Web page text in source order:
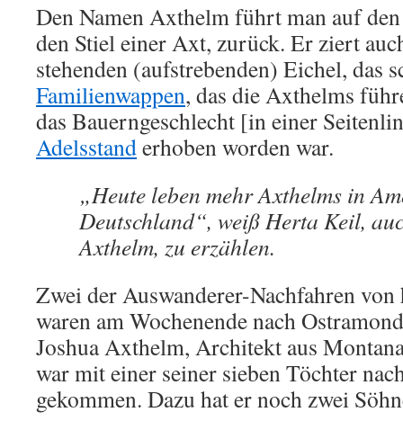
Den Namen Axthelm führt man auf
den Stiel einer Axt, zurück. Er ziert
stehenden (aufstrebenden) Eichel, das
Familienwappen, das die Axthelms
das Bauerngeschlecht [in einer
Adelsstanderhoben worden war.
„Heute leben mehr Axthelms in
Deutschland“, weiß Herta Keil,
Axthelm, zu erzählen.
Zwei der Auswanderer-Nachfahren
waren am Wochenende nach
Joshua Axthelm, Architekt aus
war mit einer seiner sieben Töchter
gekommen. Dazu hat er noch zwei